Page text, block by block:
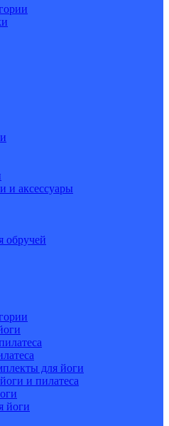
и аксессуары
обручей
для йоги
и пилатеса
йоги